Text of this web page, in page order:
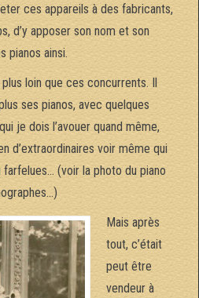
ces appareils à des fabricants,
d’y apposer son nom et son
pianos ainsi.
loin que ces concurrents. Il
ses pianos, avec quelques
je dois l’avouer quand même,
d’extraordinaires voir même qui
(voir la photo du piano
Mais après
tout, c’était
peut être
vendeur à